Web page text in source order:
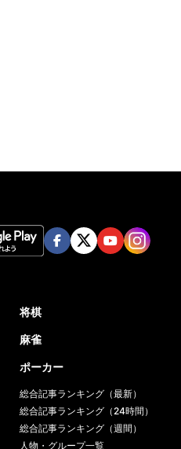
将棋
麻雀
ポーカー
総合記事ランキング（最新）
総合記事ランキング（24時間）
総合記事ランキング（週間）
人物・グループ一覧